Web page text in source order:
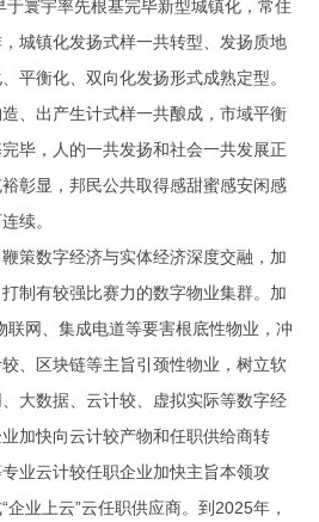
寰宇率先根基完毕新型城镇化，常住
城镇化发扬式样一共转型、发扬质地
平衡化、双向化发扬形式成熟定型。
、出产生计式样一共酿成，市域平衡
毕，人的一共发扬和社会一共发展正
彰显，邦民公共取得感甜蜜感安闲感
续。
数字经济与实体经济深度交融，加
制有较强比赛力的数字物业集群。加
网、集成电道等要害根底性物业，冲
、区块链等主旨引颈性物业，树立软
大数据、云计较、虚拟实际等数字经
加快向云计较产物和任职供给商转
业云计较任职企业加快主旨本领攻
业上云”云任职供应商。到2025年，